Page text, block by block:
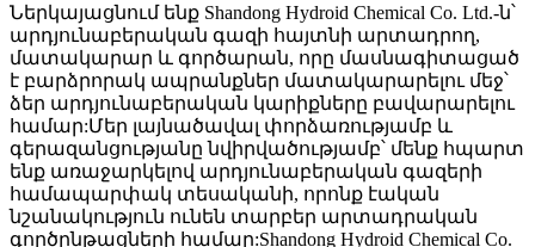
Ներկայացնում ենք Shandong Hydroid Chemical Co. Ltd.-ն՝
արդյունաբերական գազի հայտնի արտադրող,
մատակարար և գործարան, որը մասնագիտացած
է բարձրորակ ապրանքներ մատակարարելու մեջ՝
ձեր արդյունաբերական կարիքները բավարարելու
համար:Մեր լայնածավալ փորձառությամբ և
գերազանցությանը նվիրվածությամբ՝ մենք հպարտ
ենք առաջարկելով արդյունաբերական գազերի
համապարփակ տեսականի, որոնք էական
նշանակություն ունեն տարբեր արտադրական
գործընթացների համար:Shandong Hydroid Chemical Co.